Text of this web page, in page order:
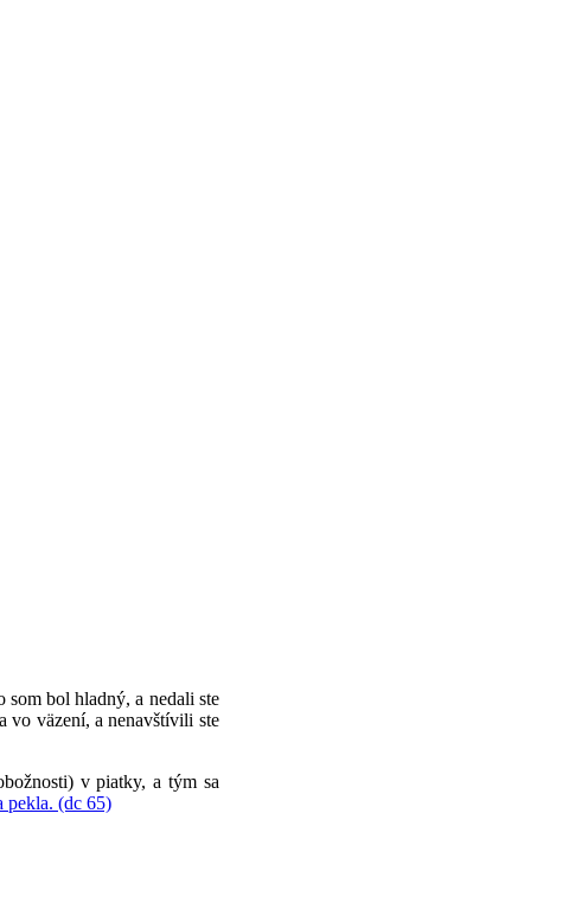
bol hladný, a nedali ste
vo väzení, a nenavštívili ste
v piatky, a tým sa
pekla. (dc 65)